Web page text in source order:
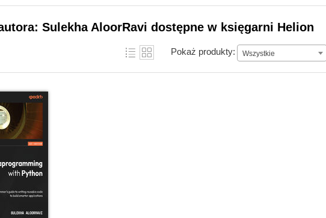
Sulekha AloorRavi dostępne w księgarni Helion
Pokaż produkty: Wszystkie